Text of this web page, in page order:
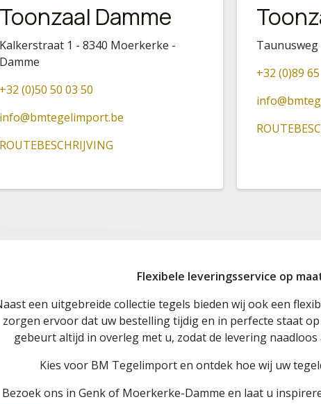
Taunusweg
+32 (0)89
Toonzaal Damme
Kalkerstraat 1 - 8340 Moerkerke -
Damme
+32 (0)50 50 03 50
info@bmtegelimport.be
ROUTEBESCHRIJVING
Flexibele leveringsservice op
een uitgebreide collectie tegels bieden wij ook een
zorgen ervoor dat uw bestelling tijdig en in perfecte staat
gebeurt altijd in overleg met u, zodat de levering
Kies voor BM Tegelimport en ontdek hoe wij uw
Bezoek ons in Genk of Moerkerke-Damme en laat u